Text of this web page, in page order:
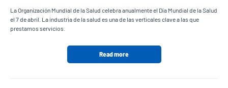
La Organización Mundial de la Salud celebra anualmente el Día Mundial de la Salud
el 7 de abril. La industria de la salud es una de las verticales clave a las que
prestamos servicios.
Read more